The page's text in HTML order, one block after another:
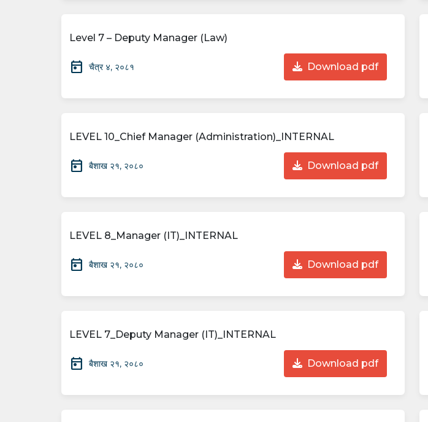
Level 7 – Deputy Manager (Law)
today चैत्र ४, २०८१ Download pdf
LEVEL 10_Chief Manager (Administration)_INTERNAL
today बैशाख २१, २०८० Download pdf
LEVEL 8_Manager (IT)_INTERNAL
today बैशाख २१, २०८० Download pdf
LEVEL 7_Deputy Manager (IT)_INTERNAL
today बैशाख २१, २०८० Download pdf